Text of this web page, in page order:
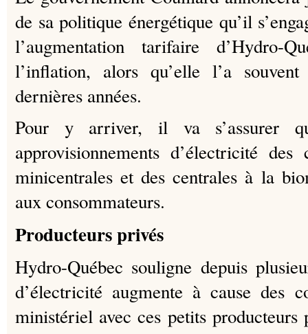
de sa politique énergétique qu’il
l’augmentation tarifaire d’Hydro-
l’inflation, alors qu’elle l’a
dernières années.
Pour y arriver, il va s’assurer
approvisionnements d’électricité des
minicentrales et des centrales à la
aux consommateurs.
Producteurs privés
Hydro-Québec souligne depuis
d’électricité augmente à cause des
ministériel avec ces petits